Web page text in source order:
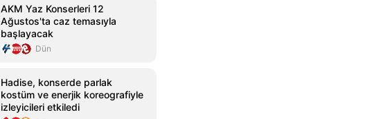
AKM Yaz Konserleri 12
Ağustos'ta caz temasıyla
başlayacak
Dün
Hadise, konserde parlak
kostüm ve enerjik koreografiyle
izleyicileri etkiledi